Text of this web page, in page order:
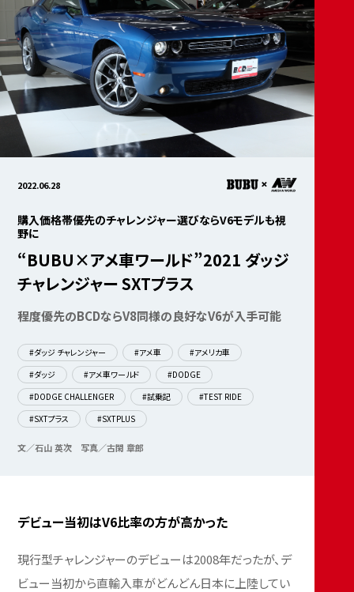
2022.06.28
購入価格帯優先のチャレンジャー選びならV6モデルも視
野に
“BUBU×アメ車ワールド”2021 ダッジ
チャレンジャー SXTプラス
程度優先のBCDならV8同様の良好なV6が入手可能
#ダッジ チャレンジャー #アメ車
#アメリカ車
#ダッジ
#アメ車ワールド
#DODGE
#DODGE CHALLENGER
#試乗記
#TEST RIDE
#SXTプラス
#SXTPLUS
文／石山 英次 写真／古閑 章郎
デビュー当初はV6比率の方が高かった
現行型チャレンジャーのデビューは2008年だったが、デ
ビュー当初から直輸入車がどんどん日本に上陸してい